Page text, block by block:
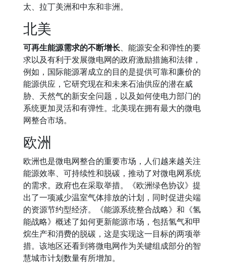
太、拉丁美洲和中东和非洲。
北美
可再生能源需求的不断增长、能源安全和弹性的要
求以及有利于发展微电网的政府激励措施和法律，
例如，国际能源署成立的目的是提供可靠和廉价的
能源供应，它研究现在和未来石油供应的潜在威
胁、天然气的新安全问题，以及如何使电力部门的
系统更加灵活和有弹性。北美现在拥有最大的微电
网整合市场。
欧洲
欧洲也是微电网整合的重要市场，人们越来越关注
能源效率、可持续性和脱碳，推动了对微电网系统
的需求。政府也在采取举措。《欧洲绿色协议》提
出了一项减少温室气体排放的计划，同时促进尖端
的资源节约型经济。《能源系统整合战略》和《氢
能战略》概述了如何更新能源市场，包括氢气和甲
烷生产和消费的脱碳，这是实现这一目标的两项举
措。该地区还看到将微电网作为关键组成部分的智
慧城市计划数量有所增加。